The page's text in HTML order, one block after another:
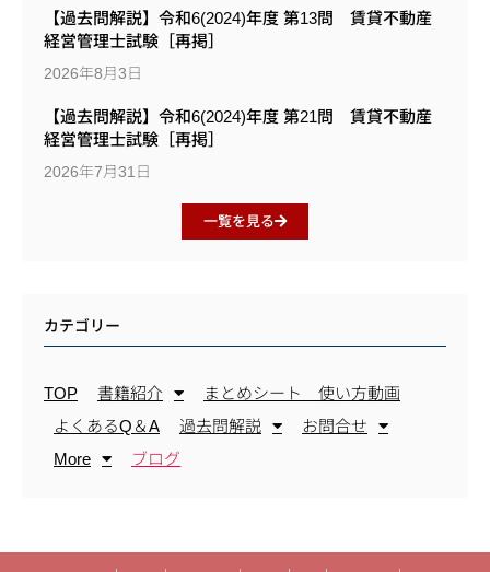
【過去問解説】令和6(2024)年度 第13問 賃貸不動産
経営管理士試験［再掲］
2026年8月3日
【過去問解説】令和6(2024)年度 第21問 賃貸不動産
経営管理士試験［再掲］
2026年7月31日
一覧を見る
カテゴリー
TOP 書籍紹介
まとめシート 使い方動画
よくあるQ＆A
過去問解説
お問合せ
More
ブログ